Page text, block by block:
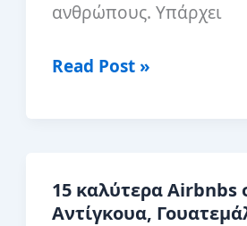
ανθρώπους. Υπάρχει
3
μείνετε
Read Post »
15 καλύτερα Airbnbs
Αντίγκουα,